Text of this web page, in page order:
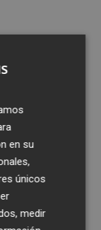
ha
para no
sus
con el
recién
espera 24
se
albinegros
en su
únicos
medir